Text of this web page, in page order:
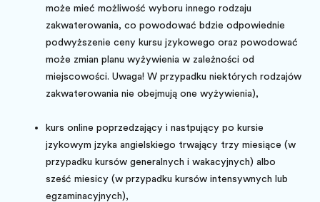
może mieć możliwość wyboru innego rodzaju
zakwaterowania, co powodować będzie odpowiednie
podwyższenie ceny kursu językowego oraz powodować
może zmianę planu wyżywienia w zależności od
miejscowości. Uwaga! W przypadku niektórych rodzajów
zakwaterowania nie obejmują one wyżywienia),
kurs online poprzedzający i następujący po kursie
językowym języka angielskiego trwający trzy miesiące (w
przypadku kursów generalnych i wakacyjnych) albo
sześć miesięcy (w przypadku kursów intensywnych lub
egzaminacyjnych),